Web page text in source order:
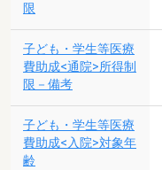
限
子ども・学生等医療
費助成<通院>所得制
限－備考
子ども・学生等医療
費助成<入院>対象年
齢